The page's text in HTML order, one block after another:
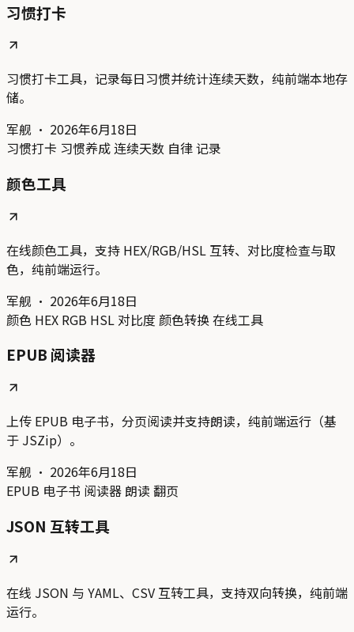
习惯打卡
习惯打卡工具，记录每日习惯并统计连续天数，纯前端本地存
储。
军舰 · 2026年6月18日
习惯打卡 习惯养成连续天数 自律记录
颜色工具
在线颜色工具，支持 HEX/RGB/HSL 互转、对比度检查与取
色，纯前端运行。
军舰 · 2026年6月18日
颜色 HEX RGB HSL 对比度 颜色转换在线工具
EPUB 阅读器
上传 EPUB 电子书，分页阅读并支持朗读，纯前端运行（基
于 JSZip）。
军舰 · 2026年6月18日
EPUB 电子书 阅读器 朗读 翻页
JSON 互转工具
在线 JSON 与 YAML、CSV 互转工具，支持双向转换，纯前端
运行。